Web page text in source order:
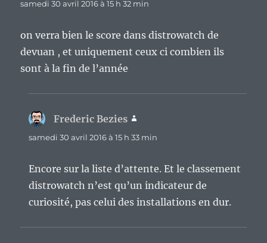
samedi 30 avril 2016 à 15 h 32 min
on verra bien le score dans distrowatch de
devuan , et uniquement ceux ci combien ils
sont à la fin de l’année
Frederic Bezies
samedi 30 avril 2016 à 15 h 33 min
Encore sur la liste d’attente. Et le classement
distrowatch n’est qu’un indicateur de
curiosité, pas celui des installations en dur.